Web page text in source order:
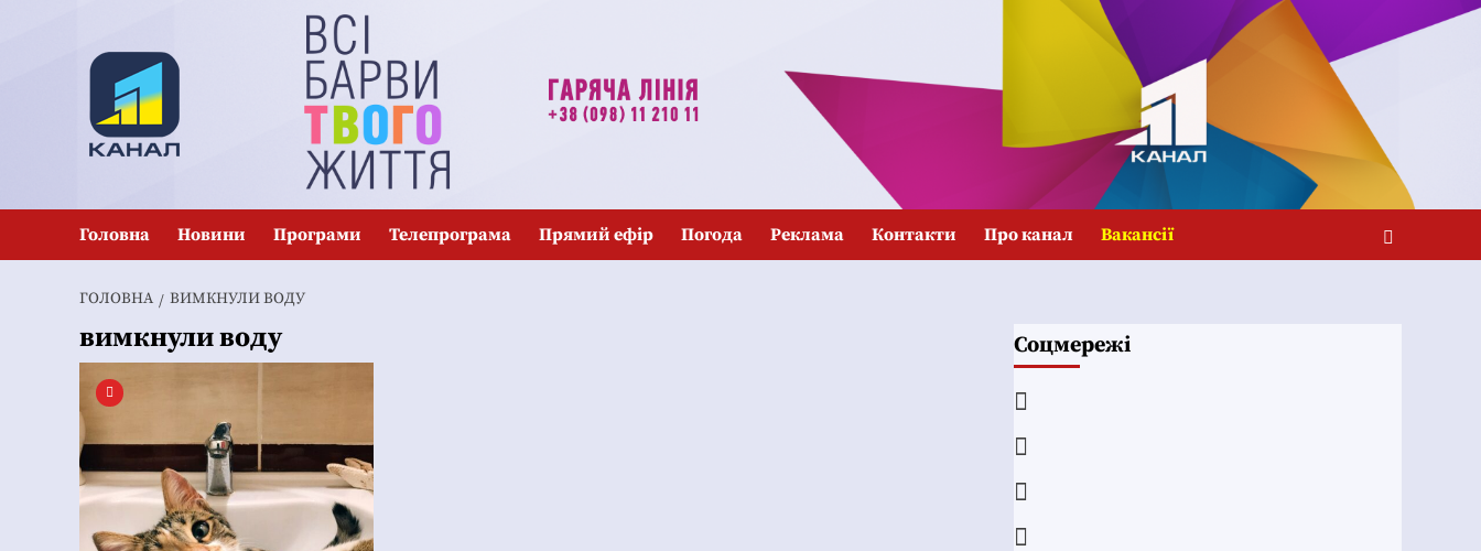
Головна Новини Програми Телепрограма Прямий ефір Погода Реклама Контакти Про канал Вакансії
ГОЛОВНА ВИМКНУЛИ ВОДУ
вимкнули воду Соцмережі